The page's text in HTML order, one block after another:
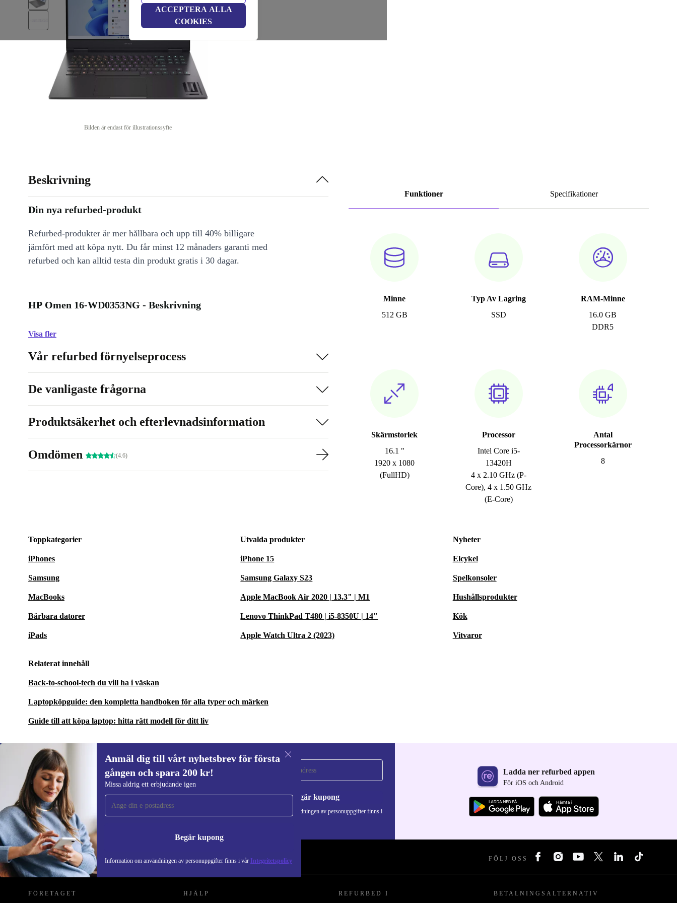
ACCEPTERA ALLA
COOKIES
Bilden är endast för illustrationssyfte
Funktioner Specifikationer
Minne
512 GB
Typ Av Lagring
SSD
RAM-Minne
16.0 GB
DDR5
Skärmstorlek
16.1 "
1920 x 1080
(FullHD)
Processor
Intel Core i5-
13420H
4 x 2.10 GHz (P-
Core), 4 x 1.50 GHz
(E-Core)
Antal
Processorkärnor
8
Beskrivning
Din nya refurbed-produkt
Refurbed-produkter är mer hållbara och upp till 40% billigare
jämfört med att köpa nytt. Du får minst 12 månaders garanti med
refurbed och kan alltid testa din produkt gratis i 30 dagar.
HP Omen 16-WD0353NG - Beskrivning
Visa fler
Vår refurbed förnyelseprocess
De vanligaste frågorna
Produktsäkerhet och efterlevnadsinformation
Omdömen (4.6)
Toppkategorier
iPhones
Samsung
MacBooks
Bärbara datorer
iPads
Utvalda produkter
iPhone 15
Samsung Galaxy S23
Apple MacBook Air 2020 | 13.3" | M1
Lenovo ThinkPad T480 | i5-8350U | 14"
Apple Watch Ultra 2 (2023)
Nyheter
Elcykel
Spelkonsoler
Hushållsprodukter
Kök
Vitvaror
Relaterat innehåll
Back-to-school-tech du vill ha i väskan
Laptopköpguide: den kompletta handboken för alla typer och märken
Guide till att köpa laptop: hitta rätt modell för ditt liv
Anmäl dig till vårt nyhetsbrev för första
gången och spara 200 kr!
Missa aldrig ett erbjudande igen
Begär kupong
Information om användningen av personuppgifter finns i vår Integritetspolicy
Anmäl dig till vårt nyhetsbrev för första
gången och spara 200 kr!
Missa aldrig ett erbjudande igen.
Begär kupong
Information om användningen av personuppgifter finns i
Ladda ner refurbed appen
För iOS och Android
REFURBED SVERIGE - RETHINK NEW. FÖLJ OSS
FÖRETAGET HJÄLP REFURBED I BETALNINGSALTERNATIV